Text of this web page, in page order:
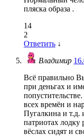
пляска образа .
14
2
Ответить ↓
Владимир
Всё правильно
при деньгах и
всех времён и
Пугалкина и т.д.
патриотах
вёслах сидят и